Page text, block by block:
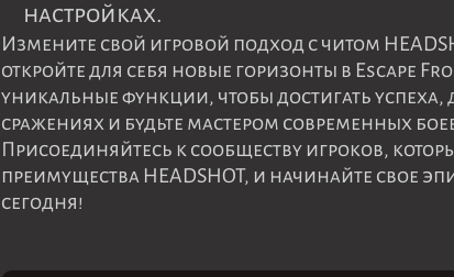
настройках.
Измените свой игровой подход с читом
откройте для себя новые горизонты в Escape
уникальные функции, чтобы достигать успеха,
сражениях и будьте мастером современных
Присоединяйтесь к сообществу игроков,
преимущества HEADSHOT, и начинайте свое
сегодня!